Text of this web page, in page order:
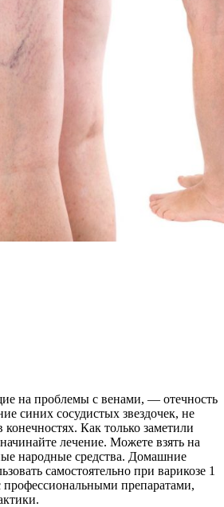
на проблемы с венами, — отечность
синих сосудистых звездочек, не
конечностях. Как только заметили
лечение. Можете взять на
народные средства. Домашние
самостоятельно при варикозе 1
профессиональными препаратами,